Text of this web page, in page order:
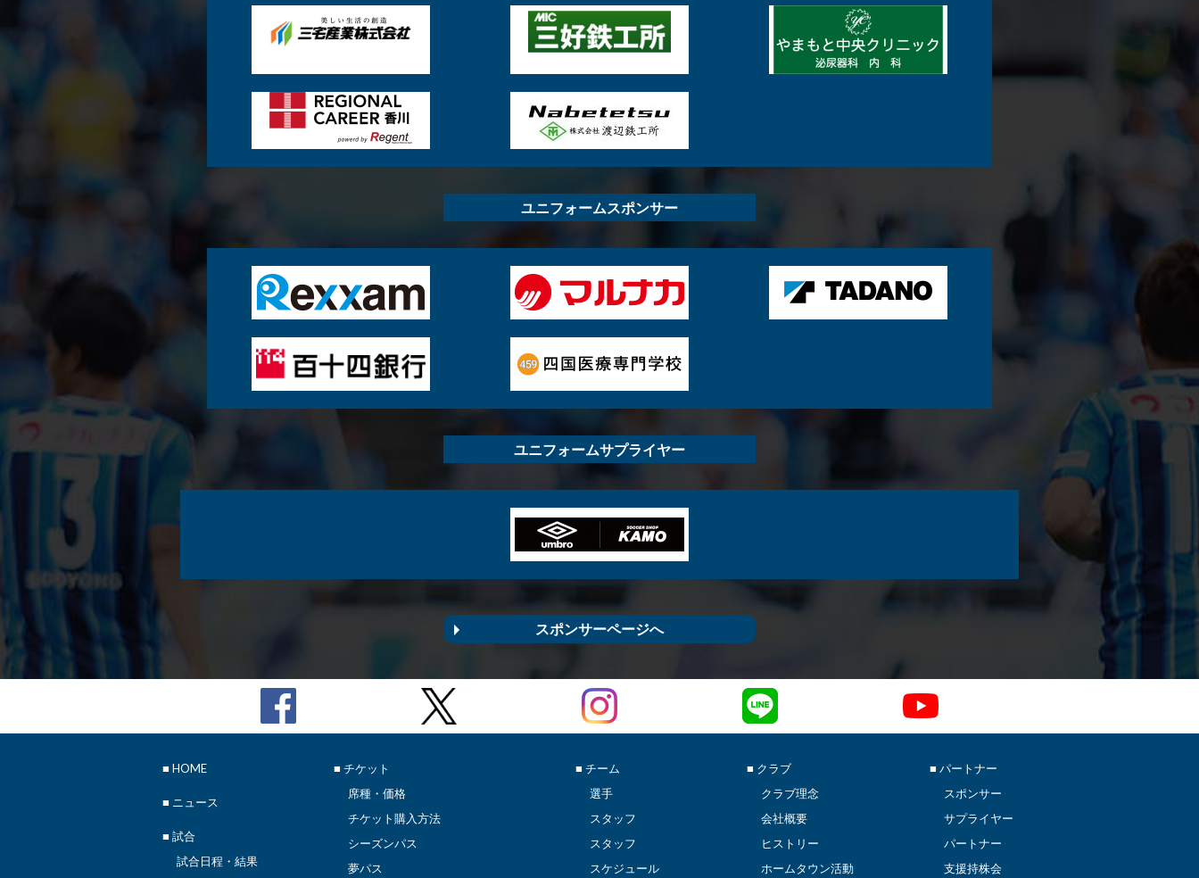
ユニフォームスポンサー
ユニフォームサプライヤー
スポンサーページへ
■ HOME
■ ニュース
■ 試合
試合日程・結果
■ チケット
席種・価格
チケット購入方法
シーズンパス
夢パス
■ チーム
選手
スタッフ
スタッフ
スケジュール
■ クラブ
クラブ理念
会社概要
ヒストリー
ホームタウン活動
■ パートナー
スポンサー
サプライヤー
パートナー
支援持株会